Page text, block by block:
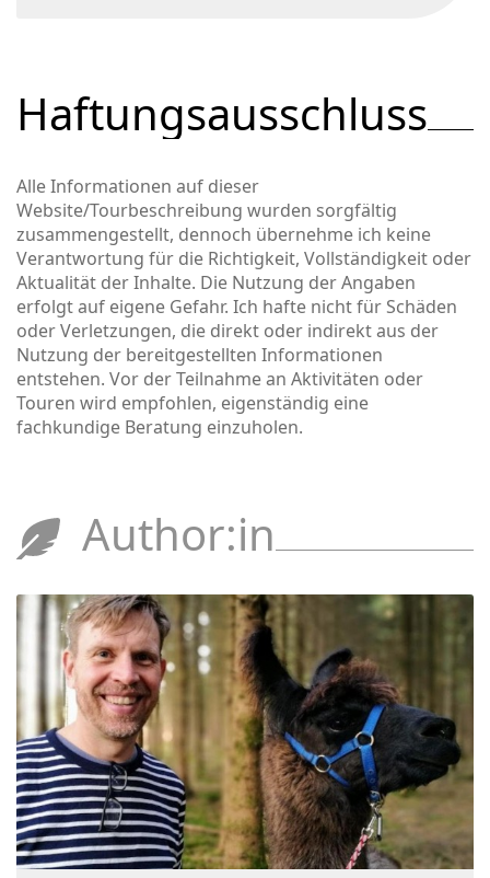
Haftungsausschluss
Alle Informationen auf dieser
Website/Tourbeschreibung wurden sorgfältig
zusammengestellt, dennoch übernehme ich keine
Verantwortung für die Richtigkeit, Vollständigkeit oder
Aktualität der Inhalte. Die Nutzung der Angaben
erfolgt auf eigene Gefahr. Ich hafte nicht für Schäden
oder Verletzungen, die direkt oder indirekt aus der
Nutzung der bereitgestellten Informationen
entstehen. Vor der Teilnahme an Aktivitäten oder
Touren wird empfohlen, eigenständig eine
fachkundige Beratung einzuholen.
Author:in